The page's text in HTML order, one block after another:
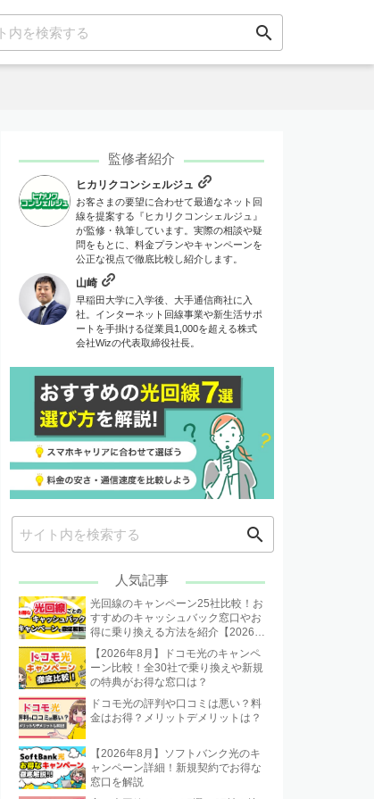
search
監修者紹介
ヒカリクコンシェルジュ
お客さまの要望に合わせて最適なネット回
線を提案する『ヒカリクコンシェルジュ』
が監修・執筆しています。実際の相談や疑
問をもとに、料金プランやキャンペーンを
公正な視点で徹底比較し紹介します。
山崎
早稲田大学に入学後、大手通信商社に入
社。インターネット回線事業や新生活サポ
ートを手掛ける従業員1,000を超える株式
会社Wizの代表取締役社長。
search
人気記事
光回線のキャンペーン25社比較！お
すすめのキャッシュバック窓口やお
得に乗り換える方法を紹介【2026年
8月】
【2026年8月】ドコモ光のキャンペ
ーン比較！全30社で乗り換えや新規
の特典がお得な窓口は？
ドコモ光の評判や口コミは悪い？料
金はお得？メリットデメリットは？
【2026年8月】ソフトバンク光のキ
ャンペーン詳細！新規契約でお得な
窓口を解説